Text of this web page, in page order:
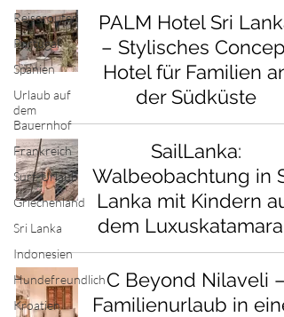
Reiserouten
Portugal
Spanien
Urlaub auf
dem
Bauernhof
Frankreich
Surf-Urlaub
Griechenland
Sri Lanka
Indonesien
Hundefreundlich
Kroatien
PALM Hotel Sri Lanka
– Stylisches Concept
Hotel für Familien an
der Südküste
SailLanka:
Walbeobachtung in
Lanka mit Kindern auf
dem Luxuskatamaran
C Beyond Nilaveli –
Familienurlaub in